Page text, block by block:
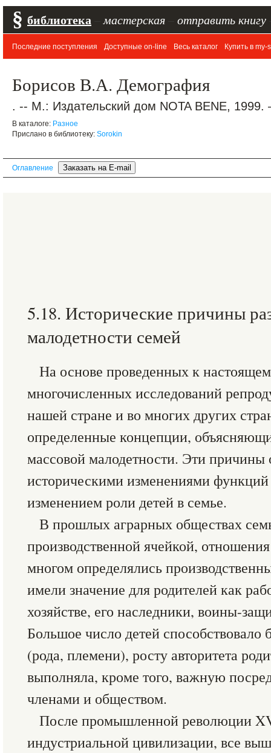
§ библиотека мастерская отправить книгу
Последние поступления Доступные on-line Весь каталог Купить в my-
Борисов В.А. Демография
. -- М.: Издательский дом NOTA BENE, 1999.
В каталоге: Разное
Прислано в библиотеку: Sorokin
Оглавление
5.18. Исторические причины
малодетности семей
На основе проведенных к
многочисленных исследований
нашей стране и во многих других
определенные концепции,
массовой малодетности. Эти причины
историческими изменениями
изменением роли детей в семье.
В прошлых аграрных обществах
производственной ячейкой,
многом определялись
имели значение для родителей как
хозяйстве, его наследники, воины-
Большое число детей способствовало
(рода, племени), росту авторитета
выполняла, кроме того, важную
членами и обществом.
После промышленной революции
индустриальной цивилизации, все